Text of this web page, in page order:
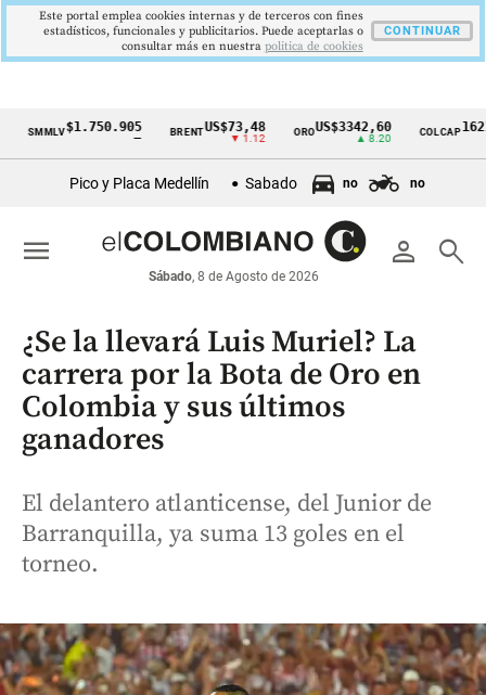
Cintillo
económicos
Colombia
$1.750.905 BRENT US$73,48
▼ 1.12
ORO US$3342,60 COLCAP1621,34
Pico y Placa Medellín Sabado no no
person search
Sábado, 8 de Agosto de 2026
menu
¿Se la llevará Luis Muriel? La
carrera por la Bota de Oro en
Colombia y sus últimos
ganadores
El delantero atlanticense, del Junior de
Barranquilla, ya suma 13 goles en el
torneo.
Este portal emplea cookies internas y de terceros con fines
estadísticos, funcionales y publicitarios. Puede aceptarlas o
consultar más en nuestra politica de cookies
CONTINUAR